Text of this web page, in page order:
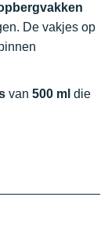
De vakjes op
van 500 ml die